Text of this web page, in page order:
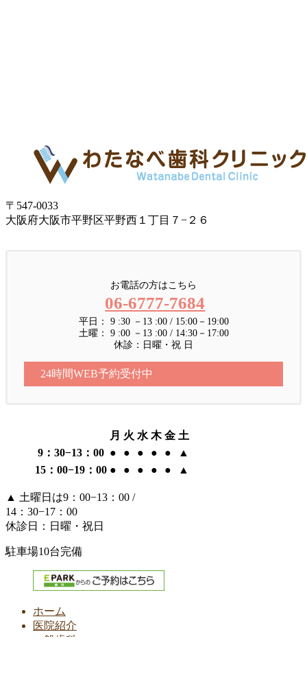
〒547-0033
大阪府大阪市平野区平野西１丁目７−２６
お電話の方はこちら
06-6777-7684
平日： 9 :30 －13 :00 / 15:00－19:00
土曜： 9 :00 －13 :00 / 14:30－17:00
休診：日曜・祝 日
24時間WEB予約受付中
月 火 水 木 金 土
9：30−13：00 ● ● ● ● ●
▲
15：00−19：00 ● ● ● ● ● ▲
▲ 土曜日は9：00−13：00 /
14：30−17：00
休診日：日曜・祝日
駐車場10台完備
ホーム
医院紹介
一般歯科